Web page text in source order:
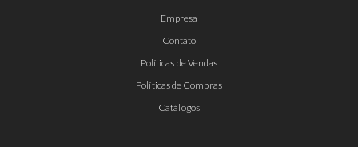
Empresa
Contato
Políticas de Vendas
Políticas de Compras
Catálogos